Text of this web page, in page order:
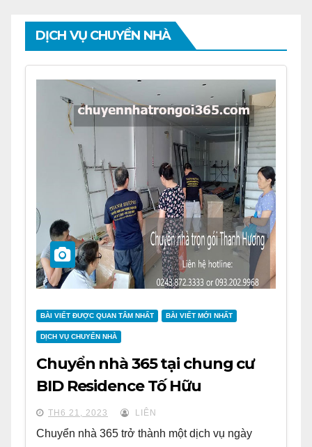
DỊCH VỤ CHUYỂN NHÀ
BÀI VIẾT ĐƯỢC QUAN TÂM NHẤT BÀI VIẾT MỚI NHẤT
DỊCH VỤ CHUYỂN NHÀ
Chuyển nhà 365 tại chung cư
BID Residence Tố Hữu
TH6 21, 2023 LIÊN
Chuyển nhà 365 trở thành một dịch vụ ngày